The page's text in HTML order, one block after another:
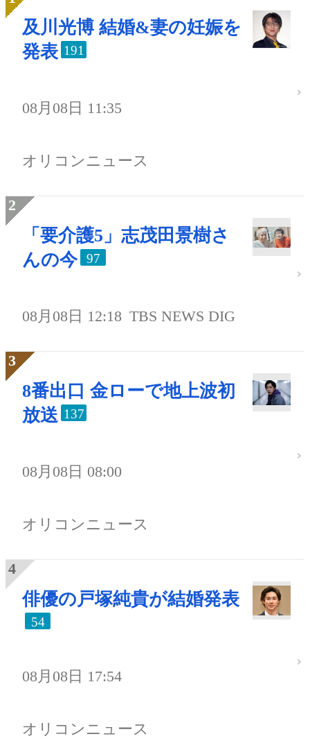
及川光博 結婚&妻の妊娠を
発表 191
08月08日 11:35
オリコンニュース
「要介護5」志茂田景樹さ
んの今
97
08月08日 12:18 TBS NEWS DIG
8番出口 金ローで地上波初
放送 137
08月08日 08:00
オリコンニュース
俳優の戸塚純貴が結婚発表
54
08月08日 17:54
オリコンニュース